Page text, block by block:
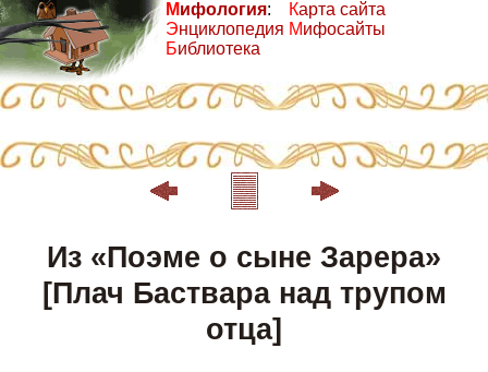
Мифология:
Энциклопедия
Библиотека
Карта сайта
Мифосайты
Из «Поэме о сыне Зарера»
[Плач Баствара над трупом
отца]